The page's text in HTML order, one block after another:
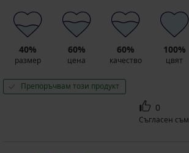
40%
размер
60%
цена
60%
качество
100%
цвят
Препоръчвам този продукт
0
Съгласен съм